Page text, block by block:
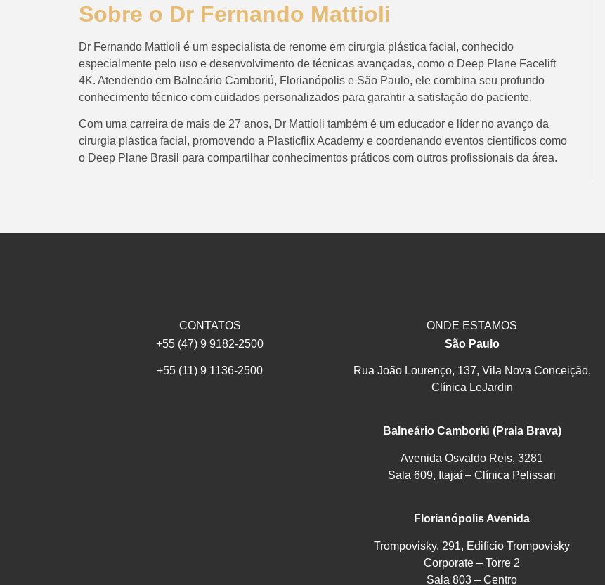
Sobre o Dr Fernando Mattioli
Dr Fernando Mattioli é um especialista de renome em cirurgia plástica facial, conhecido
especialmente pelo uso e desenvolvimento de técnicas avançadas, como o Deep Plane Facelift
4K. Atendendo em Balneário Camboriú, Florianópolis e São Paulo, ele combina seu profundo
conhecimento técnico com cuidados personalizados para garantir a satisfação do paciente.
Com uma carreira de mais de 27 anos, Dr Mattioli também é um educador e líder no avanço da
cirurgia plástica facial, promovendo a Plasticflix Academy e coordenando eventos científicos como
o Deep Plane Brasil para compartilhar conhecimentos práticos com outros profissionais da área.
CONTATOS
+55 (47) 9 9182-2500
+55 (11) 9 1136-2500
ONDE ESTAMOS
São Paulo
Rua João Lourenço, 137, Vila Nova Conceição,
Clínica LeJardin
Balneário Camboriú (Praia Brava)
Avenida Osvaldo Reis, 3281
Sala 609, Itajaí – Clínica Pelissari
Florianópolis Avenida
Trompovisky, 291, Edifício Trompovisky
Corporate – Torre 2
Sala 803 – Centro